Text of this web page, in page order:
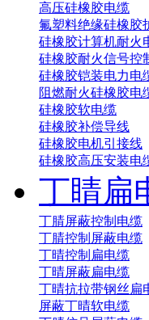
高压硅橡胶电缆
氟塑料绝缘硅橡胶
硅橡胶计算机耐火
硅橡胶耐火信号控
硅橡胶铠装电力电
阻燃耐火硅橡胶电
硅橡胶软电缆
硅橡胶补偿导线
硅橡胶电机引接线
硅橡胶高压安装电
丁睛扁
丁腈屏蔽控制电缆
丁腈控制屏蔽电缆
丁晴控制扁电缆
丁晴屏蔽扁电缆
丁晴抗拉带钢丝扁
屏蔽丁晴软电缆